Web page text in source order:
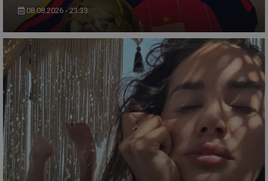
08.08.2026 - 23:33